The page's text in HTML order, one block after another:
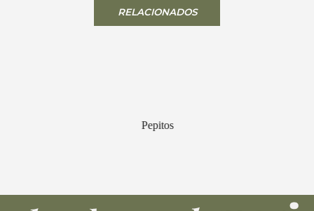
RELACIONADOS